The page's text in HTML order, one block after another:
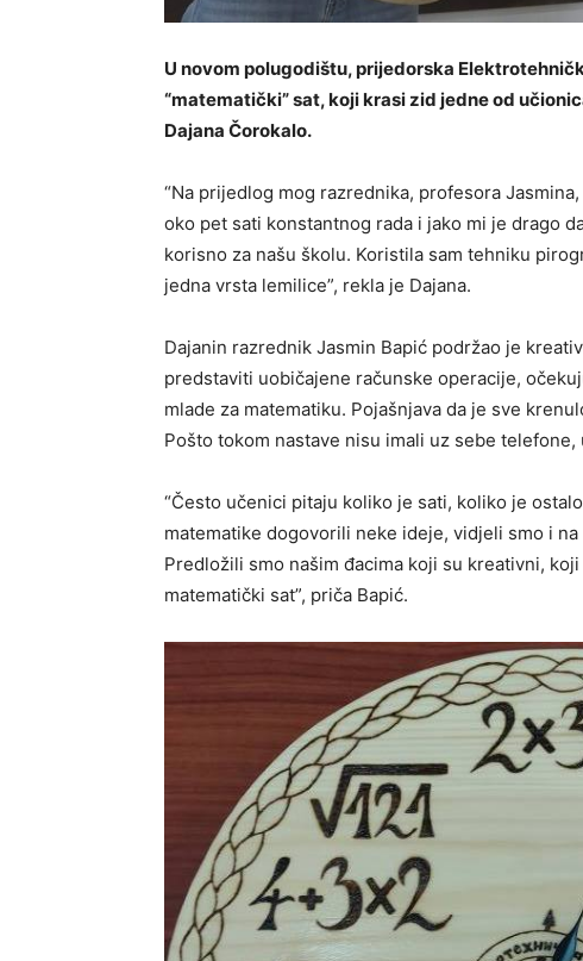
U novom polugodištu, prijedorska
“matematički” sat, koji krasi zid jedne od
Dajana Čorokalo.
“Na prijedlog mog razrednika, profesora
oko pet sati konstantnog rada i jako mi je drago
korisno za našu školu. Koristila sam tehniku
jedna vrsta lemilice”, rekla je Dajana.
Dajanin razrednik Jasmin Bapić podržao je
predstaviti uobičajene računske operacije,
mlade za matematiku. Pojašnjava da je sve
Pošto tokom nastave nisu imali uz sebe
“Često učenici pitaju koliko je sati, koliko je
matematike dogovorili neke ideje, vidjeli smo i
Predložili smo našim đacima koji su kreativni,
matematički sat”, priča Bapić.